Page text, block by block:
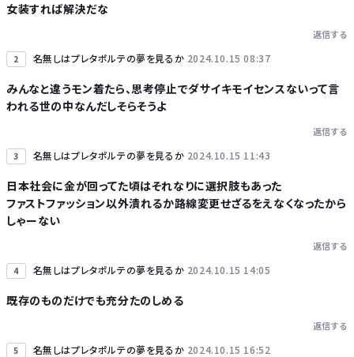
Powered by livedoor 相互RSS
女装すれば解決だな
返信する
2 名無しはプレタポルテの夢を見るか 2024.10.15 08:37
みんなと違うモン着たら、思考停止でダサイキモイセンスないって言
われる世の中なんだしそらそうよ
返信する
3 名無しはプレタポルテの夢を見るか 2024.10.15 11:43
日本社会に金が回ってた頃はそれなりに選択肢もあった
ファストファッション以外潰れるか路線変更せざるをえなくなったから
しゃーない
返信する
4 名無しはプレタポルテの夢を見るか 2024.10.15 14:05
既存のものだけでも充分たのしめる
返信する
5 名無しはプレタポルテの夢を見るか 2024.10.15 16:52